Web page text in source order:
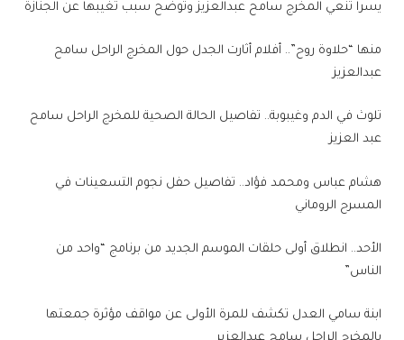
يسرا تنعي المخرج سامح عبدالعزيز وتوضح سبب تغيبها عن الجنازة
منها “حلاوة روح”.. أفلام أثارت الجدل حول المخرج الراحل سامح
عبدالعزيز
تلوث في الدم وغيبوبة.. تفاصيل الحالة الصحية للمخرج الراحل سامح
عبد العزيز
هشام عباس ومحمد فؤاد.. تفاصيل حفل نجوم التسعينات في
المسرح الروماني
الأحد.. انطلاق أولى حلقات الموسم الجديد من برنامج “واحد من
الناس”
ابنة سامي العدل تكشف للمرة الأولى عن مواقف مؤثرة جمعتها